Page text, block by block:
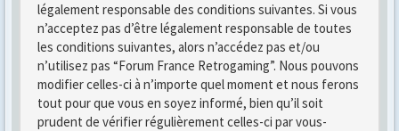
légalement responsable des conditions suivantes. Si vous
n’acceptez pas d’être légalement responsable de toutes
les conditions suivantes, alors n’accédez pas et/ou
n’utilisez pas “Forum France Retrogaming”. Nous pouvons
modifier celles-ci à n’importe quel moment et nous ferons
tout pour que vous en soyez informé, bien qu’il soit
prudent de vérifier régulièrement celles-ci par vous-